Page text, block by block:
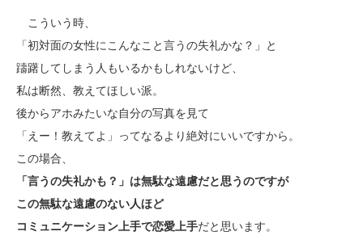
こういう時、
「初対面の女性にこんなこと言うの失礼かな？」と
躊躇してしまう人もいるかもしれないけど、
私は断然、教えてほしい派。
後からアホみたいな自分の写真を見て
「えー！教えてよ」ってなるより絶対にいいですから。
この場合、
「言うの失礼かも？」は無駄な遠慮だと思うのですが
この無駄な遠慮のない人ほど
コミュニケーション上手で恋愛上手だと思います。